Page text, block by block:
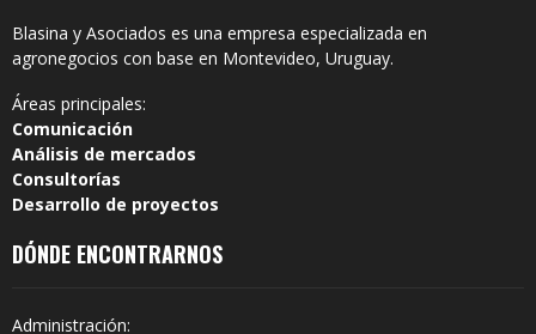
Blasina y Asociados es una empresa especializada en
agronegocios con base en Montevideo, Uruguay.
Áreas principales:
Comunicación
Análisis de mercados
Consultorías
Desarrollo de proyectos
DÓNDE ENCONTRARNOS
Administración: